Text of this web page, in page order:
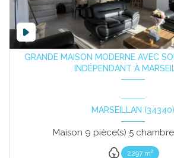
GRANDE MAISON MODERNE AVEC
INDÉPENDANT À
MARSEILLAN (34340)
2297 m²